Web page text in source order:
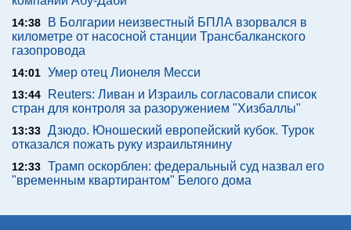
14:38
В Болгарии неизвестный БПЛА взорвался в
километре от насосной станции Трансбалканского
газопровода
14:01 Умер отец Лионеля Месси
13:44
Reuters: Ливан и Израиль согласовали список
стран для контроля за разоружением "Хизбаллы"
13:33 Дзюдо. Юношеский европейский кубок. Турок
отказался пожать руку израильтянину
12:33 Трамп оскорблен: федеральный суд назвал его
"временным квартирантом" Белого дома